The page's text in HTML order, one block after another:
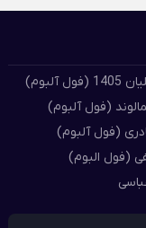
(فول آلبوم)
(فول آلبوم)
(فول البوم)